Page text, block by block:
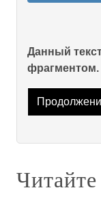
Данный
фрагментом.